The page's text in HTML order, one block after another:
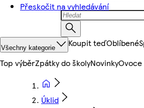
Přeskočit na vyhledávání
Všechny kategorie Koupit teďOblíbené
Top výběrZpátky do školyNovinkyOvoce
Úklid